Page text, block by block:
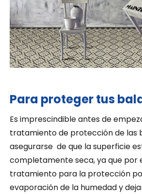
Para proteger tus
Es imprescindible antes de
tratamiento de protección de las
asegurarse de que la superficie
completamente seca, ya que por
tratamiento para la protección
evaporación de la humedad y